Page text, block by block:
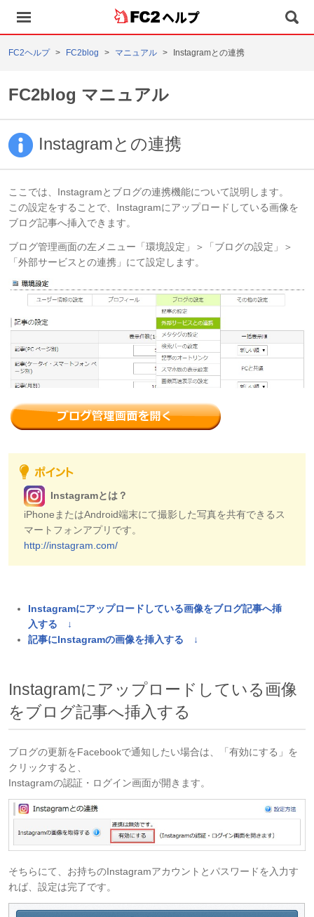
ヘルプ
FC2ヘルプ FC2blog マニュアル Instagramとの連携
FC2blog マニュアル
Instagramとの連携
ここでは、Instagramとブログの連携機能について説明します。
この設定をすることで、Instagramにアップロードしている画像を
ブログ記事へ挿入できます。
ブログ管理画面の左メニュー「環境設定」＞「ブログの設定」＞
「外部サービスとの連携」にて設定します。
Instagramとは？
iPhoneまたはAndroid端末にて撮影した写真を共有できるス
マートフォンアプリです。
http://instagram.com/
Instagramにアップロードしている画像をブログ記事へ挿
入する ↓
記事にInstagramの画像を挿入する ↓
Instagramにアップロードしている画像
をブログ記事へ挿入する
ブログの更新をFacebookで通知したい場合は、「有効にする」を
クリックすると、
Instagramの認証・ログイン画面が開きます。
そちらにて、お持ちのInstagramアカウントとパスワードを入力す
れば、設定は完了です。